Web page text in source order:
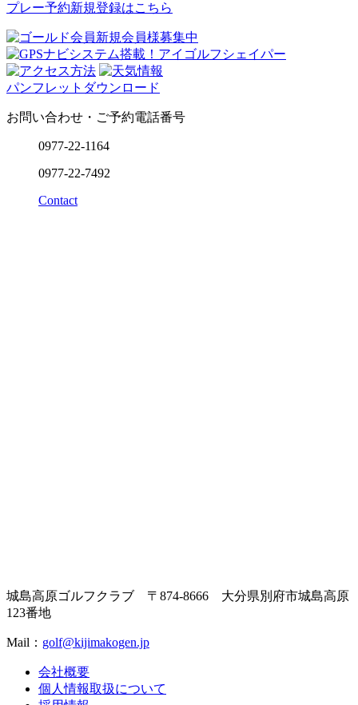
プレー予約新規登録はこちら
パンフレットダウンロード
お問い合わせ・ご予約電話番号
0977-22-1164
0977-22-7492
Contact
城島高原ゴルフクラブ 〒874-8666 大分県別府市城島高原
123番地
Mail： golf@kijimakogen.jp
会社概要
個人情報取扱について